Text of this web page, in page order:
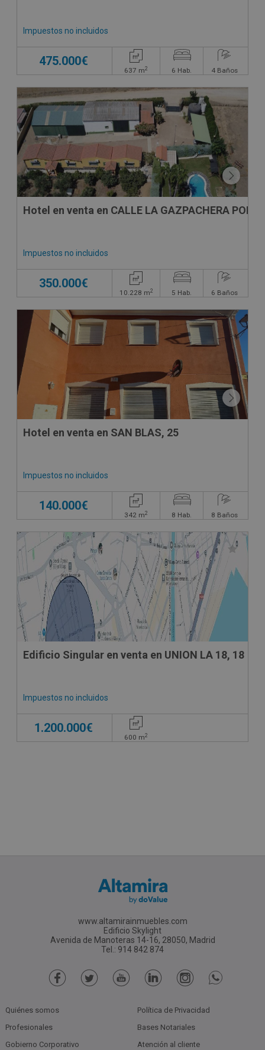
Impuestos no incluidos
475.000€
637 m2 6 Hab. 4 Baños
Hotel en venta en CALLE LA GAZPACHERA
Impuestos no incluidos
350.000€
10.228 m2 5 Hab. 6 Baños
CONDICIONES ESPECIALES
Hotel en venta en SAN BLAS, 25
Impuestos no incluidos
140.000€
342 m2 8 Hab. 8 Baños
Edificio Singular en venta en UNION LA 18, 18
Impuestos no incluidos
1.200.000€
600 m2
www.altamirainmuebles.com
Edificio Skylight
Avenida de Manoteras 14-16, 28050, Madrid
Tel.: 914 842 874
Quiénes somos
Profesionales
Gobierno Corporativo
Política de Privacidad
Bases Notariales
Atención al cliente